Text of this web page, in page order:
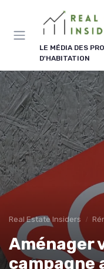
LE MÉDIA DES
D'HABITATION
Real Estate Insiders
Aménager
campagne